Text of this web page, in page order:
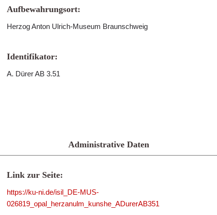
Aufbewahrungsort:
Herzog Anton Ulrich-Museum Braunschweig
Identifikator:
A. Dürer AB 3.51
Administrative Daten
Link zur Seite:
https://ku-ni.de/isil_DE-MUS-
026819_opal_herzanulm_kunshe_ADurerAB351